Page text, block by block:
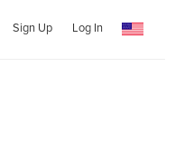
Sign Up Log In